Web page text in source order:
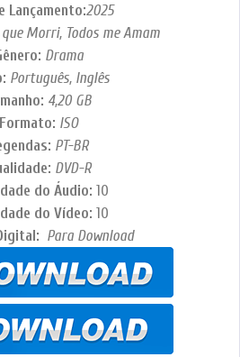
Lançamento:2025
Morri, Todos me Amam
Drama
Português, Inglês
4,20 GB
Formato: ISO
PT-BR
DVD-R
do Áudio: 10
do Vídeo: 10
Para Download